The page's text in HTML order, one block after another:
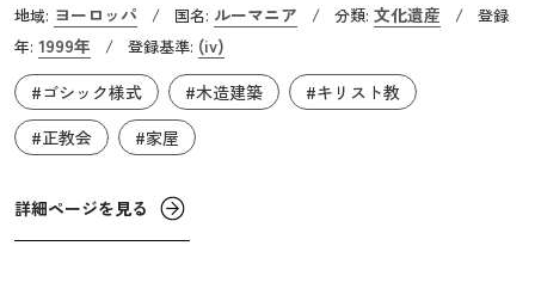
ナ」「イェウッド」「ブデシティ」「ポイエニレ・イゼ
イ」「デセシティ」「プロピシュ」「ロゴス」の8つの村の
教会が世界遺産として登録されています。
地域: ヨーロッパ / 国名: ルーマニア / 分類: 文化遺産 /
登録
年: 1999年 / 登録基準: (iv)
#ゴシック様式
#木造建築
#キリスト教
#正教会
#家屋
詳細ページを見る